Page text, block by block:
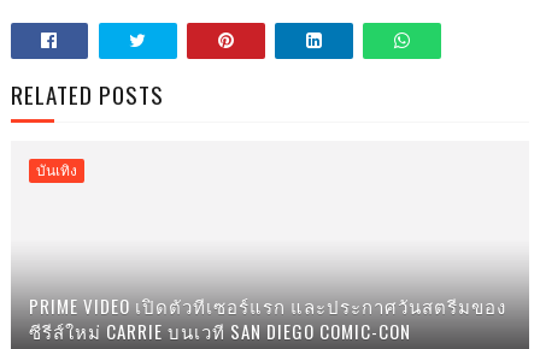
RELATED POSTS
บันเทิง
PRIME VIDEO เปิดตัวทีเซอร์แรก และประกาศวันสตรีมของ
ซีรีส์ใหม่ CARRIE บนเวที SAN DIEGO COMIC-CON